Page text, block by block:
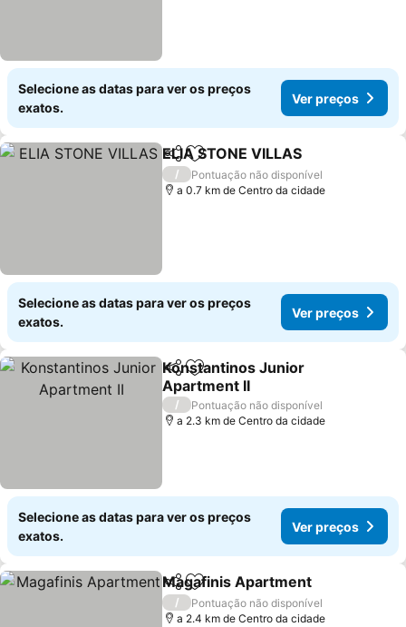
Selecione as datas para ver os preços
exatos.
Ver preços
PartilharAdicionar aos favoritos
ELIA STONE VILLAS
/
Pontuação não disponível
a 0.7 km de Centro da cidade
Selecione as datas para ver os preços
exatos.
Ver preços
PartilharAdicionar aos favoritos
Konstantinos Junior
Apartment II
/
Pontuação não disponível
a 2.3 km de Centro da cidade
Selecione as datas para ver os preços
exatos.
Ver preços
PartilharAdicionar aos favoritos
Magafinis Apartment
/
Pontuação não disponível
a 2.4 km de Centro da cidade